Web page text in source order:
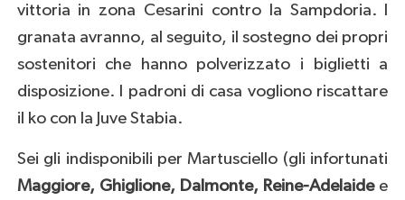
vittoria in zona Cesarini contro la Sampdoria. I
granata avranno, al seguito, il sostegno dei propri
sostenitori che hanno polverizzato i biglietti a
disposizione. I padroni di casa vogliono riscattare
il ko con la Juve Stabia.
Sei gli indisponibili per Martusciello (gli infortunati
Maggiore, Ghiglione, Dalmonte, Reine-Adelaidee